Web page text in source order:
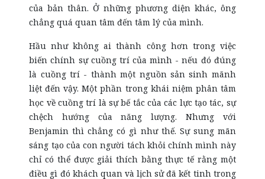
của bản thân. Ở những phương diện khác, ông
chẳng quá quan tâm đến tâm lý của mình.
Hầu như không ai thành công hơn trong việc
biến chính sự cuồng trí của mình - nếu đó đúng
là cuồng trí - thành một nguồn sản sinh mãnh
liệt đến vậy. Một phần trong khái niệm phân tâm
học về cuồng trí là sự bế tắc của các lực tạo tác, sự
chệch hướng của năng lượng. Nhưng với
Benjamin thì chẳng có gì như thế. Sự sung mãn
sáng tạo của con người tách khỏi chính mình này
chỉ có thể được giải thích bằng thực tế rằng một
điều gì đó khách quan và lịch sử đã kết tinh trong